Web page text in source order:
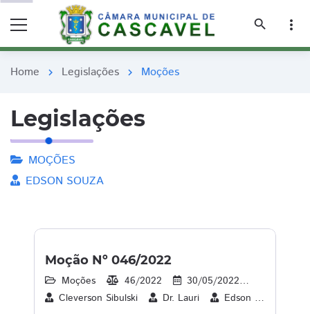
search
more_vert
Home chevron_right Legislações chevron_right Moções
Legislações
MOÇÕES
EDSON SOUZA
Moção Nº 046/2022
Moções 46/2022 30/05/2022
Cleverson Sibulski
Dr. Lauri Edson Souza